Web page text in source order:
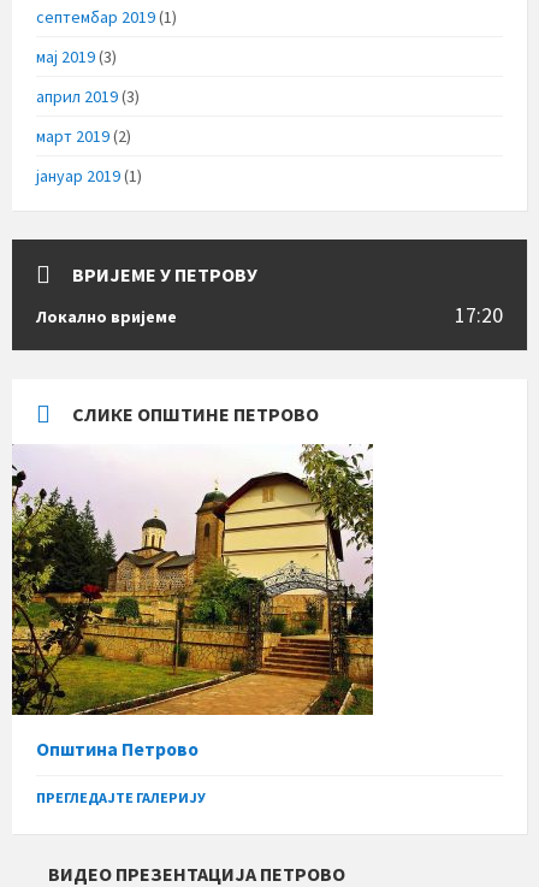
септембар 2019(1)
мај 2019(3)
април 2019(3)
март 2019(2)
јануар 2019(1)
ВРИЈЕМЕ У ПЕТРОВУ
Локално вријеме 17:20
СЛИКЕ ОПШТИНЕ ПЕТРОВО
Општина Петрово
ПРЕГЛЕДАЈТЕ ГАЛЕРИЈУ
ВИДЕО ПРЕЗЕНТАЦИЈА ПЕТРОВО